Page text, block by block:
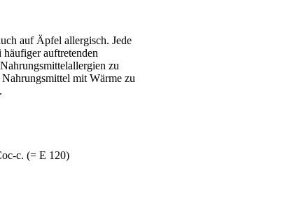
auf Äpfel allergisch. Jede
auftretenden
zu
mit Wärme zu
c. (= E 120)